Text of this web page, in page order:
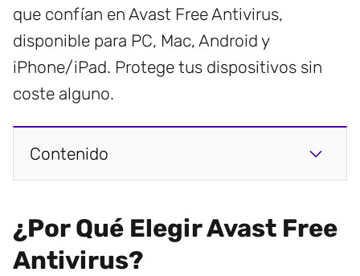
que confían en Avast Free Antivirus,
disponible para PC, Mac, Android y
iPhone/iPad. Protege tus dispositivos sin
coste alguno.
Contenido
¿Por Qué Elegir Avast Free
Antivirus?